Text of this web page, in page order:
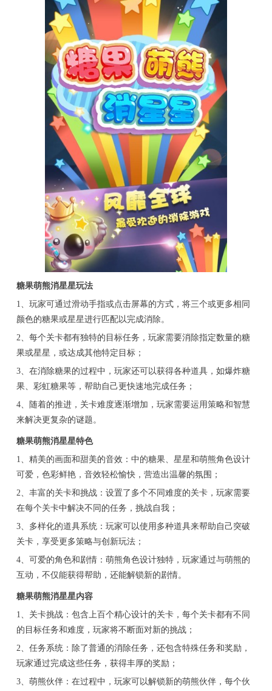
糖果萌熊消星星玩法
1、玩家可通过滑动手指或点击屏幕的方式，将三个或更多相同
颜色的糖果或星星进行匹配以完成消除。
2、每个关卡都有独特的目标任务，玩家需要消除指定数量的糖
果或星星，或达成其他特定目标；
3、在消除糖果的过程中，玩家还可以获得各种道具，如爆炸糖
果、彩虹糖果等，帮助自己更快速地完成任务；
4、随着的推进，关卡难度逐渐增加，玩家需要运用策略和智慧
来解决更复杂的谜题。
糖果萌熊消星星特色
1、精美的画面和甜美的音效：中的糖果、星星和萌熊角色设计
可爱，色彩鲜艳，音效轻松愉快，营造出温馨的氛围；
2、丰富的关卡和挑战：设置了多个不同难度的关卡，玩家需要
在每个关卡中解决不同的任务，挑战自我；
3、多样化的道具系统：玩家可以使用多种道具来帮助自己突破
关卡，享受更多策略与创新玩法；
4、可爱的角色和剧情：萌熊角色设计独特，玩家通过与萌熊的
互动，不仅能获得帮助，还能解锁新的剧情。
糖果萌熊消星星内容
1、关卡挑战：包含上百个精心设计的关卡，每个关卡都有不同
的目标任务和难度，玩家将不断面对新的挑战；
2、任务系统：除了普通的消除任务，还包含特殊任务和奖励，
玩家通过完成这些任务，获得丰厚的奖励；
3、萌熊伙伴：在过程中，玩家可以解锁新的萌熊伙伴，每个伙